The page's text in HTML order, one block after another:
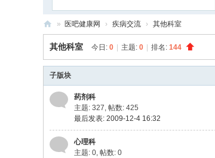
医
吧
» 医吧健康网 › 疾病交流 › 其他科室
其他科室 今日: 0 主题: 0 排名: 144
子版块
药剂科
主题: 327, 帖数: 425
最后发表: 2009-12-4 16:32
心理科
主题: 0, 帖数: 0